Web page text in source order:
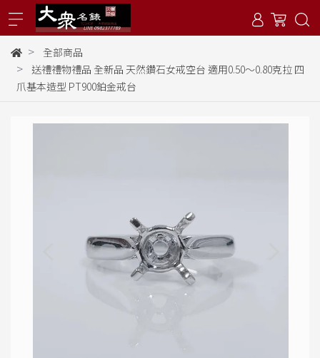
全部商品
送禮禮物禮品 全新品 天然鑽石女戒空台 適用0.50～0.80克拉 四
爪基本造型 PT900鉑金戒台